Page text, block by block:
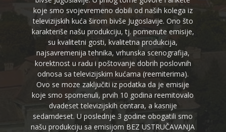
koje smo svojevremeno dobili od naših kolega iz
televizijskih kuća širom bivše Jugoslavije. Ono što
karakteriše našu produkciju, tj. pomenute emisije,
su kvalitetni gosti, kvalitetna produkcija,
najsavremenija tehnika, vrhunska scenografija,
korektnost u radu i poštovanje dobrih poslovnih
odnosa sa televizijskim kućama (reemiterima).
Ovo se moze zaključiti iz podatka da je emisije
koje smo spomenuli, prvih 10 godina reemitovalo
dvadeset televizijskih centara, a kasnije
sedamdeset. U poslednje 3 godine obogatili smo
našu produkciju sa emisijom BEZ USTRUČAVANJA